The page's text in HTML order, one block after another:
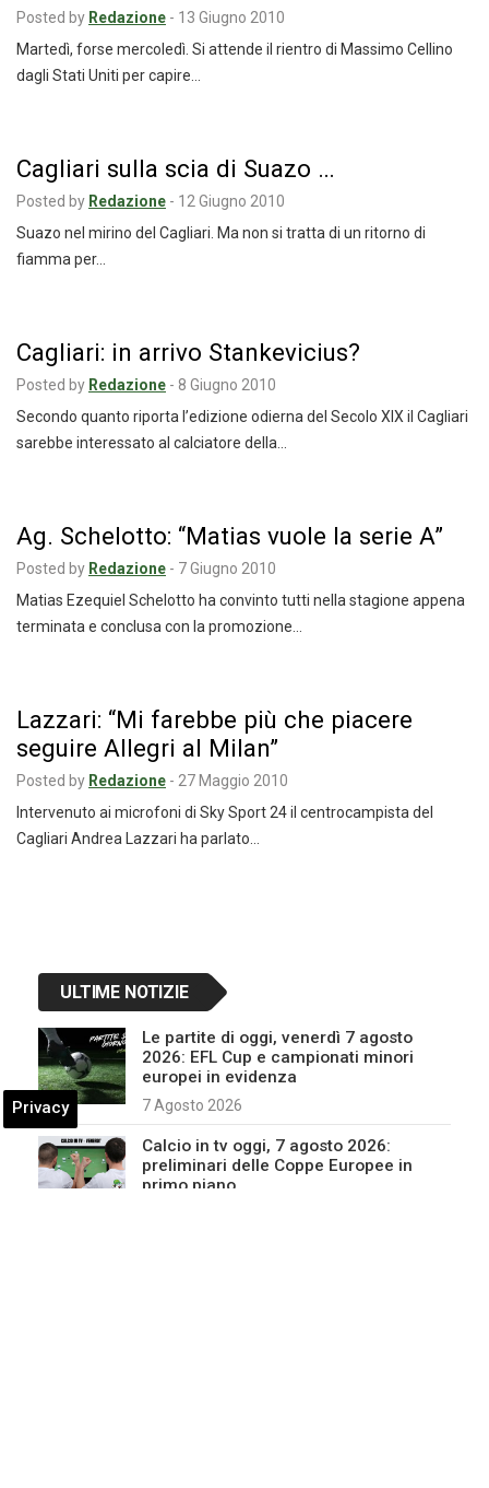
Posted by Redazione - 13 Giugno 2010
Martedì, forse mercoledì. Si attende il rientro di Massimo Cellino
dagli Stati Uniti per capire…
Cagliari sulla scia di Suazo …
Posted by Redazione - 12 Giugno 2010
Suazo nel mirino del Cagliari. Ma non si tratta di un ritorno di
fiamma per…
Cagliari: in arrivo Stankevicius?
Posted by Redazione - 8 Giugno 2010
Secondo quanto riporta l’edizione odierna del Secolo XIX il Cagliari
sarebbe interessato al calciatore della…
Ag. Schelotto: “Matias vuole la serie A”
Posted by Redazione - 7 Giugno 2010
Matias Ezequiel Schelotto ha convinto tutti nella stagione appena
terminata e conclusa con la promozione…
Lazzari: “Mi farebbe più che piacere
seguire Allegri al Milan”
Posted by Redazione - 27 Maggio 2010
Intervenuto ai microfoni di Sky Sport 24 il centrocampista del
Cagliari Andrea Lazzari ha parlato…
ULTIME NOTIZIE
Le partite di oggi, venerdì 7 agosto
2026: EFL Cup e campionati minori
europei in evidenza
7 Agosto 2026
Calcio in tv oggi, 7 agosto 2026:
preliminari delle Coppe Europee in
primo piano
Privacy